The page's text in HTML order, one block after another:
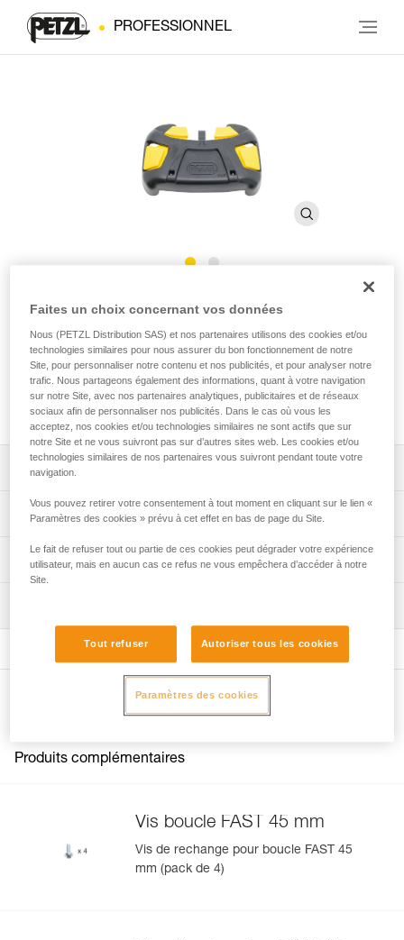
PROFESSIONNEL
Kit capot boucle FAST 45 mm
Kit de rechange pour boucle FAST 45 mm
Kit de rechange pour boucle FAST 45 mm, composé d'un
capot et de 4 vis.
Descriptif
Kit compatible avec les harnais :
- SEQUOIA (C069AA),
- AVAO BOD FAST version internationale (C071DA),
- ASTRO BOD FAST version internationale (C083BA),
- NEWTON versions européenne et internationale
- NEWTON EASYFIT HI-VIZ (C73JFV U),
- SEQUOIA SRT (C69BFA),
Spécifications techniques
Spécifications référence(s)
Conditionnement : 1
Informations techniques
Voir tous les contenus techniques
Gérer et inspecter facilement votre EPI
Autres produits
Produits complémentaires
Vis boucle FAST 45 mm
Vis de rechange pour boucle FAST 45
mm (pack de 4)
Faites un choix concernant vos données
Nous (PETZL Distribution SAS) et nos partenaires utilisons des cookies et/ou
technologies similaires pour nous assurer du bon fonctionnement de notre
Site, pour personnaliser notre contenu et nos publicités, et pour analyser notre
trafic. Nous partageons également des informations, quant à votre navigation
sur notre Site, avec nos partenaires analytiques, publicitaires et de réseaux
sociaux afin de personnaliser nos publicités. Dans le cas où vous les
acceptez, nos cookies et/ou technologies similaires ne sont actifs que sur
notre Site et ne vous suivront pas sur d’autres sites web. Les cookies et/ou
technologies similaires de nos partenaires vous suivront pendant toute votre
navigation.
Vous pouvez retirer votre consentement à tout moment en cliquant sur le lien «
Paramètres des cookies » prévu à cet effet en bas de page du Site.
Le fait de refuser tout ou partie de ces cookies peut dégrader votre expérience
utilisateur, mais en aucun cas ce refus ne vous empêchera d’accéder à notre
Site.
Tout refuser Autoriser tous les cookies
Paramètres des cookies